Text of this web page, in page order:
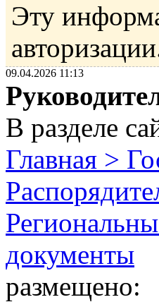
Эту
09.04.2026 11:13
В разделе
Главная >
документы
размещено: